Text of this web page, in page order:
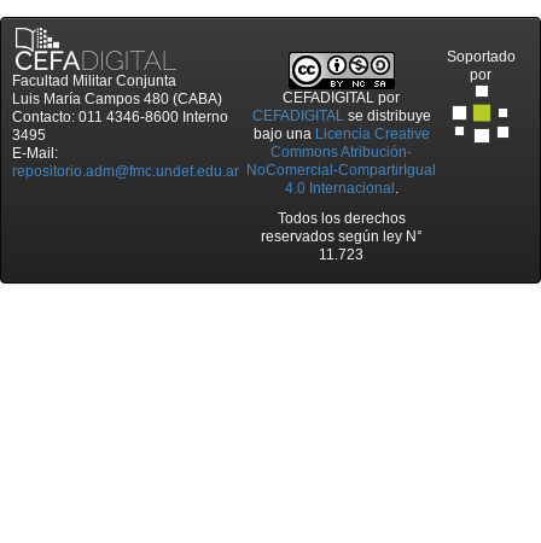
Facultad Militar Conjunta
Luis María Campos 480 (CABA)
Contacto: 011 4346-8600 Interno
3495
E-Mail:
repositorio.adm@fmc.undef.edu.ar
CEFADIGITAL por
CEFADIGITALse distribuye
bajo una Licencia Creative
Commons Atribución-
NoComercial-CompartirIgual
4.0 Internacional .
Todos los derechos
reservados según ley N°
11.723
Soportado
por